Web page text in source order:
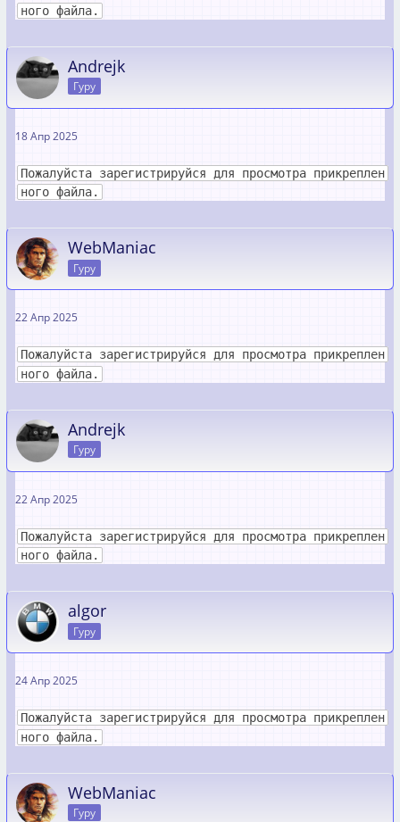
ного файла.
Andrejk
Гуру
18 Апр 2025
Пожалуйста зарегистрируйся для просмотра прикреплен
ного файла.
WebManiac
Гуру
22 Апр 2025
Пожалуйста зарегистрируйся для просмотра прикреплен
ного файла.
Andrejk
Гуру
22 Апр 2025
Пожалуйста зарегистрируйся для просмотра прикреплен
ного файла.
algor
Гуру
24 Апр 2025
Пожалуйста зарегистрируйся для просмотра прикреплен
ного файла.
WebManiac
Гуру